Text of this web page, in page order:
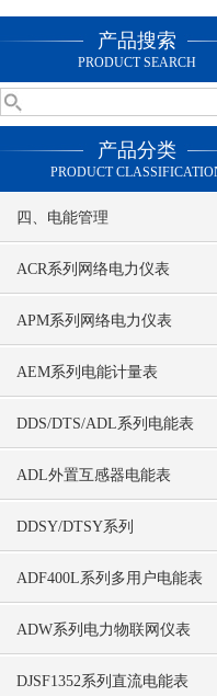
产品搜索
PRODUCT SEARCH
产品分类
PRODUCT
四、电能管理
ACR系列网络电力仪表
APM系列网络电力仪表
AEM系列电能计量表
DDS/DTS/ADL系列电能表
ADL外置互感器电能表
DDSY/DTSY系列
ADF400L系列多用户电能表
ADW系列电力物联网仪表
DJSF1352系列直流电能表